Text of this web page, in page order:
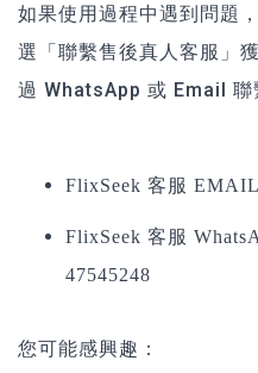
如果使用過程中遇到問題
選「聯繫售後真人客服」
過 WhatsApp 或 Email 聯
FlixSeek 客服 EMAIL
FlixSeek 客服
47545248
您可能感興趣：